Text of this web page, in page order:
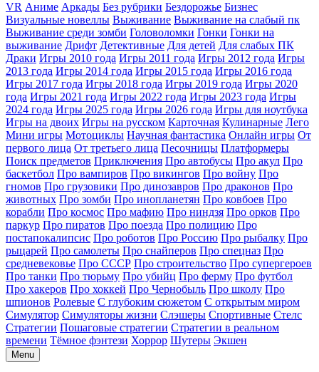
VR Аниме Аркады Без рубрики Бездорожье Бизнес
Визуальные новеллы Выживание Выживание на слабый пк
Выживание среди зомби Головоломки Гонки Гонки на
выживание Дрифт Детективные Для детей Для слабых ПК
Драки Игры 2010 года Игры 2011 года Игры 2012 года Игры
2013 года Игры 2014 года Игры 2015 года Игры 2016 года
Игры 2017 года Игры 2018 года Игры 2019 года Игры 2020
года Игры 2021 года Игры 2022 года Игры 2023 года Игры
2024 года Игры 2025 года Игры 2026 года Игры для ноутбука
Игры на двоих Игры на русском Карточная Кулинарные Лего
Мини игры Мотоциклы Научная фантастика Онлайн игры От
первого лица От третьего лица Песочницы Платформеры
Поиск предметов Приключения Про автобусы Про акул Про
баскетбол Про вампиров Про викингов Про войну Про
гномов Про грузовики Про динозавров Про драконов Про
животных Про зомби Про инопланетян Про ковбоев Про
корабли Про космос Про мафию Про ниндзя Про орков Про
паркур Про пиратов Про поезда Про полицию Про
постапокалипсис Про роботов Про Россию Про рыбалку Про
рыцарей Про самолеты Про снайперов Про спецназ Про
средневековье Про СССР Про строительство Про супергероев
Про танки Про тюрьму Про убийц Про ферму Про футбол
Про хакеров Про хоккей Про Чернобыль Про школу Про
шпионов Ролевые С глубоким сюжетом С открытым миром
Симулятор Симуляторы жизни Слэшеры Спортивные Стелс
Стратегии Пошаговые стратегии Стратегии в реальном
времени Тёмное фэнтези Хоррор Шутеры Экшен
Menu